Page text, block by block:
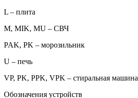
L – плита
M, MIK, MU – СВЧ
PAK, PK – морозильник
U – печь
VP, PK, PPK, VPK – стиральная машина
Обозначения устройств